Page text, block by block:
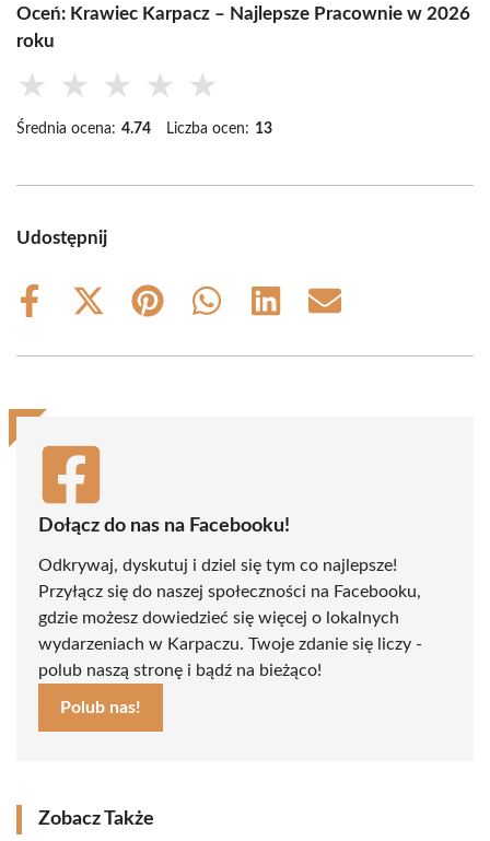
Oceń: Krawiec Karpacz – Najlepsze Pracownie w 2026
roku
★ ★ ★ ★ ★
Średnia ocena: 4.74 Liczba ocen: 13
Udostępnij
Share
Share
(Twitter)
Share
Share
Share
Share
Dołącz do nas na Facebooku!
Odkrywaj, dyskutuj i dziel się tym co najlepsze!
Przyłącz się do naszej społeczności na Facebooku,
gdzie możesz dowiedzieć się więcej o lokalnych
wydarzeniach w Karpaczu. Twoje zdanie się liczy -
polub naszą stronę i bądź na bieżąco!
Polub nas!
Zobacz Także